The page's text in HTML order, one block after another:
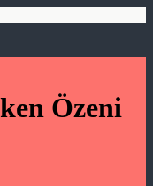
Özeni